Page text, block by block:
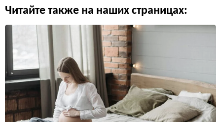
Читайте также на наших страницах: